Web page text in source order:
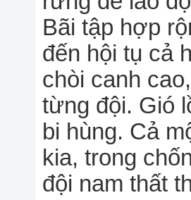
Bãi tập hợp
đến hội tụ cả
chòi canh
từng đội. Gió
bi hùng. Cả
kia, trong
đội nam thất